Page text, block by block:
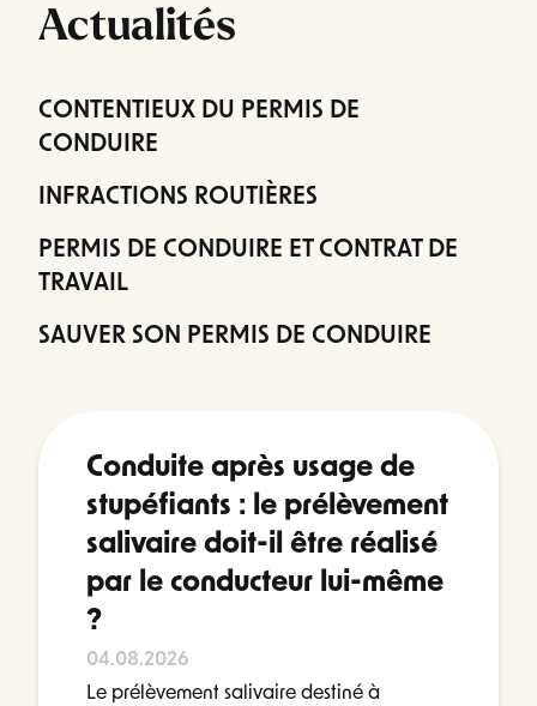
Actualités
CONTENTIEUX DU PERMIS DE
CONDUIRE
INFRACTIONS ROUTIÈRES
PERMIS DE CONDUIRE ET CONTRAT DE
TRAVAIL
SAUVER SON PERMIS DE CONDUIRE
Conduite après usage de
stupéfiants : le prélèvement
salivaire doit-il être réalisé
par le conducteur lui-même
?
04.08.2026
Le prélèvement salivaire destiné à